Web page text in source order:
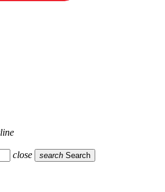
close search Search